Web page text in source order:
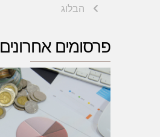
הבלוג
פרסומים אחרונים